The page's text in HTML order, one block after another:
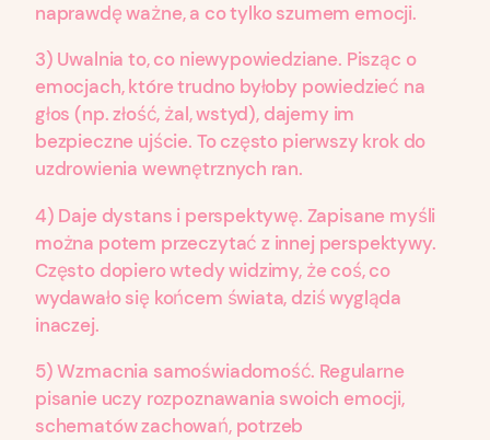
naprawdę ważne, a co tylko szumem emocji.
3) Uwalnia to, co niewypowiedziane. Pisząc o
emocjach, które trudno byłoby powiedzieć na
głos (np. złość, żal, wstyd), dajemy im
bezpieczne ujście. To często pierwszy krok do
uzdrowienia wewnętrznych ran.
4) Daje dystans i perspektywę. Zapisane myśli
można potem przeczytać z innej perspektywy.
Często dopiero wtedy widzimy, że coś, co
wydawało się końcem świata, dziś wygląda
inaczej.
5) Wzmacnia samoświadomość. Regularne
pisanie uczy rozpoznawania swoich emocji,
schematów zachowań, potrzeb